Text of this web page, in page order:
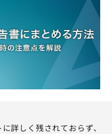
詳しく残されておらず、